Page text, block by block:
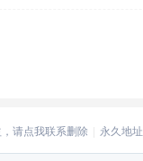
请点我联系删除 永久地址